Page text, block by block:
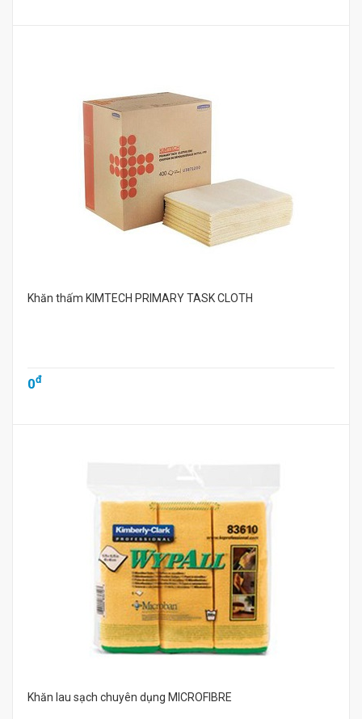
Khăn thấm KIMTECH PRIMARY TASK CLOTH
0đ
Khăn lau sạch chuyên dụng MICROFIBRE